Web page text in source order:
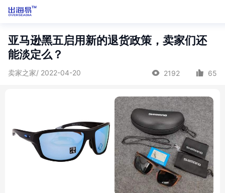
亚马逊黑五启用新的退货政策，卖家们还
能淡定么？
卖家之家/ 2022-04-20 2192 65